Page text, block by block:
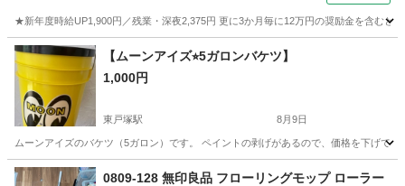
★新年度時給UP1,900円／残業・深夜2,375円 更に3か月毎に12万円の奨励金を含む
神奈川 藤沢市
【ムーンアイズ⭐︎5ガロンバケツ】
1,000円
東戸塚駅 8月9日
ムーンアイズのバケツ（5ガロン）です。 ペイントの剥げがあるので、価格を下げて
神奈川 横浜市 東戸塚駅 生活雑貨
0809-128 無印良品 フローリングモップ ローラー